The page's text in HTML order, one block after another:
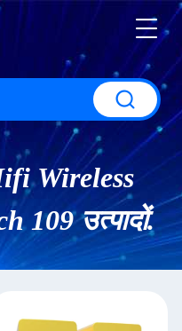
Wireless
109 उत्पादों.